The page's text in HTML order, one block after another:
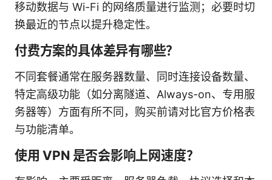
移动数据与 Wi-Fi 的网络质量进行监测；必要时切
换最近的节点以提升稳定性。
付费方案的具体差异有哪些？
不同套餐通常在服务器数量、同时连接设备数量、
特定高级功能（如分离隧道、Always-on、专用服
务器等）方面有所不同，购买前请对比官方价格表
与功能清单。
使用 VPN 是否会影响上网速度？